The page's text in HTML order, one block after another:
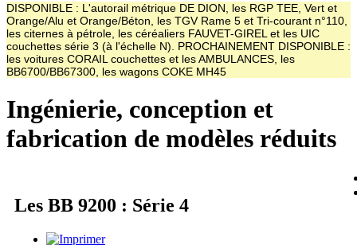
DISPONIBLE : L'autorail métrique DE DION, les RGP TEE, Vert et
Orange/Alu et Orange/Béton, les TGV Rame 5 et Tri-courant n°110,
les citernes à pétrole, les céréaliers FAUVET-GIREL et les UIC
couchettes série 3 (à l'échelle N). PROCHAINEMENT DISPONIBLE :
les voitures CORAIL couchettes et les AMBULANCES, les
BB6700/BB67300, les wagons COKE MH45
Ingénierie, conception et
fabrication de modèles réduits
Les BB 9200 : Série 4